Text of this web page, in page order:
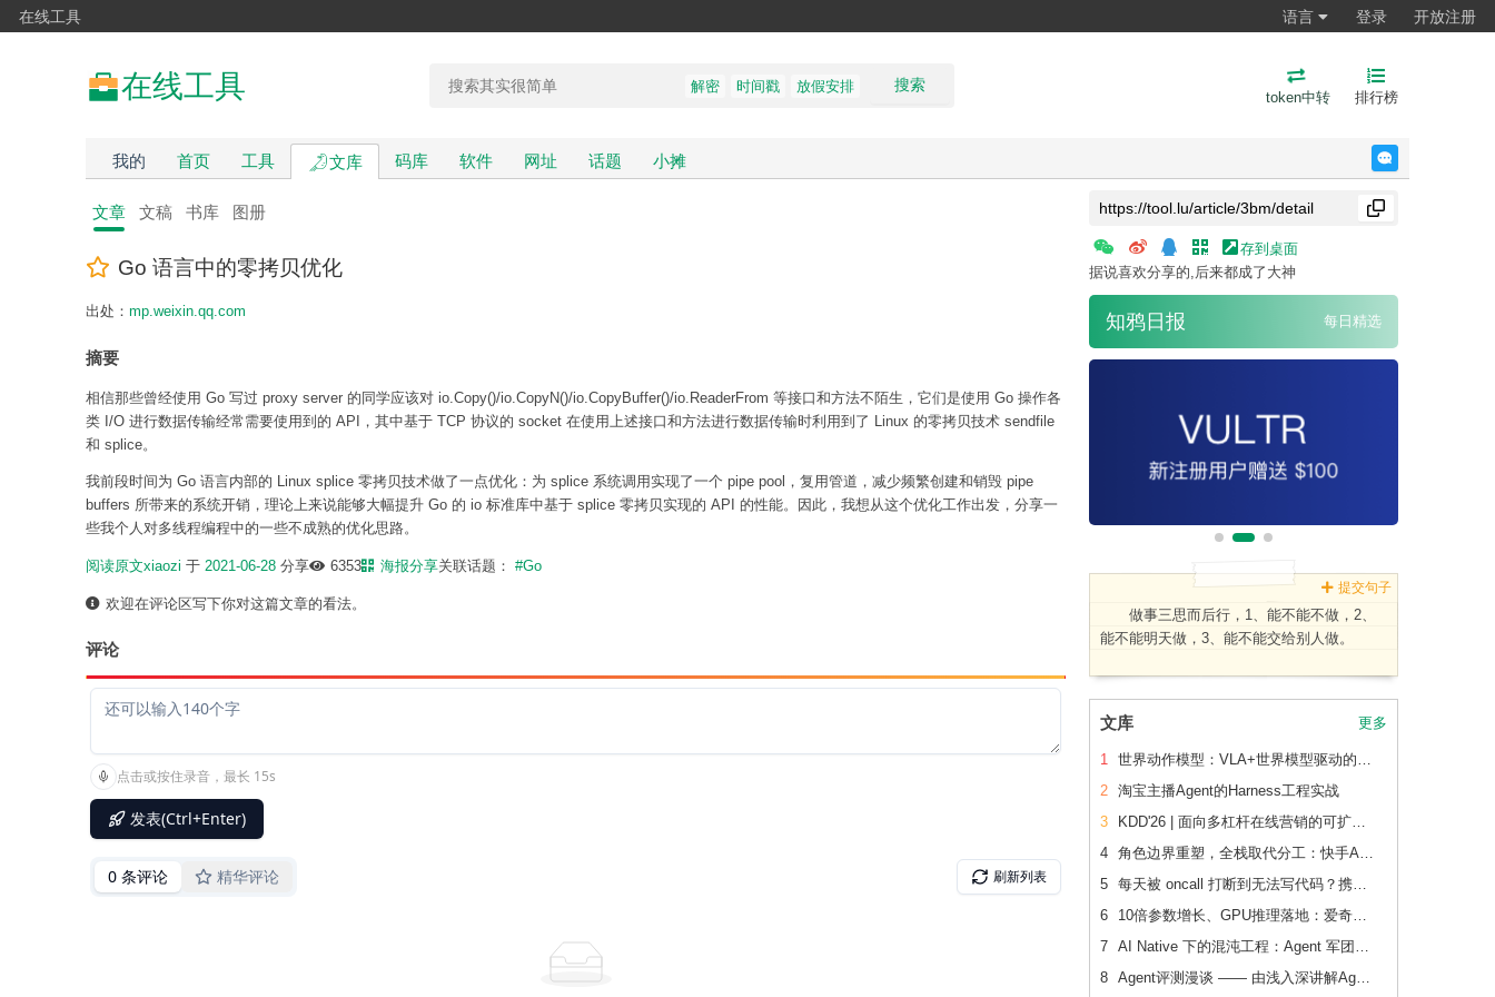
在线工具 语言 登录 开放注册
在线工具 搜索
解密 时间戳 放假安排
token中转 排行榜
我的 首页 工具 文库 码库 软件 网址 话题 小摊
文章 文稿 书库 图册
Go 语言中的零拷贝优化
出处： mp.weixin.qq.com
摘要
相信那些曾经使用 Go 写过 proxy server 的同学应该对 io.Copy()/io.CopyN()/io.CopyBuffer()/io.ReaderFrom 等接口和方法不陌生，它们是使用 Go 操作各
类 I/O 进行数据传输经常需要使用到的 API，其中基于 TCP 协议的 socket 在使用上述接口和方法进行数据传输时利用到了 Linux 的零拷贝技术 sendfile
和 splice。
我前段时间为 Go 语言内部的 Linux splice 零拷贝技术做了一点优化：为 splice 系统调用实现了一个 pipe pool，复用管道，减少频繁创建和销毁 pipe
buffers 所带来的系统开销，理论上来说能够大幅提升 Go 的 io 标准库中基于 splice 零拷贝实现的 API 的性能。因此，我想从这个优化工作出发，分享一
些我个人对多线程编程中的一些不成熟的优化思路。
阅读原文xiaozi 于 2021-06-28 分享 6353 海报分享关联话题： #Go
欢迎在评论区写下你对这篇文章的看法。
评论
存到桌面
据说喜欢分享的,后来都成了大神
知鸦日报 每日精选
提交句子
做事三思而后行，1、能不能不做，2、
能不能明天做，3、能不能交给别人做。
文库 更多
1
世界动作模型：VLA+世界模型驱动的Physical AI 后训练范式跃迁
2 淘宝主播Agent的Harness工程实战
3
KDD'26 | 面向多杠杆在线营销的可扩展、可追踪联合 增量建模
4
角色边界重塑，全栈取代分工：快手AI生产力体系成形
5
每天被 oncall 打断到无法写代码？携程机票前端用这套方法把重复问题解决了2/3
6
10倍参数增长、GPU推理落地：爱奇艺广告CVR模型的升级之路
7
AI Native 下的混沌工程：Agent 军团如何重新定义系统韧性验证
8
Agent评测漫谈 —— 由浅入深讲解Agent评测